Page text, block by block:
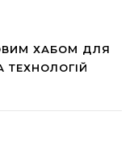
ХАБОМ ДЛЯ
ТЕХНОЛОГІЙ